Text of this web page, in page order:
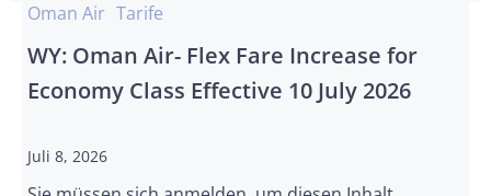
Oman Air Tarife
WY: Oman Air- Flex Fare Increase for
Economy Class Effective 10 July 2026
Juli 8, 2026